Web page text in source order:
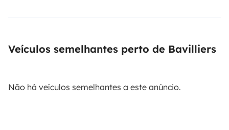
Veículos semelhantes perto de Bavilliers
Não há veículos semelhantes a este anúncio.